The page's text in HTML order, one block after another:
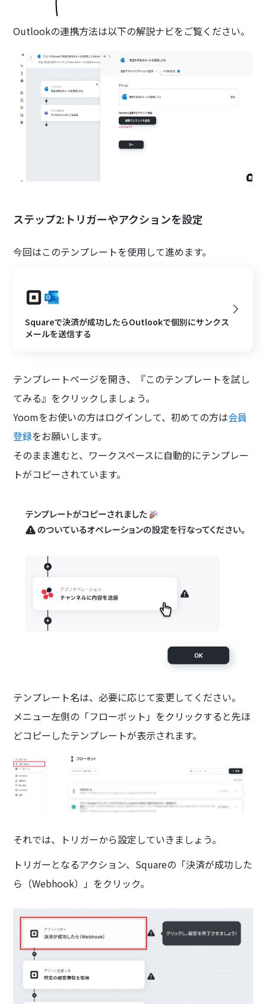
Outlookの連携方法は以下の解説ナビをご覧ください。
ステップ2:トリガーやアクションを設定
今回はこのテンプレートを使用して進めます。
Squareで決済が成功したらOutlookで個別にサンクス
メールを送信する
テンプレートページを開き、『このテンプレートを試し
てみる』をクリックしましょう。
Yoomをお使いの方はログインして、初めての方は会員
登録をお願いします。
そのまま進むと、ワークスペースに自動的にテンプレー
トがコピーされています。
テンプレート名は、必要に応じて変更してください。
メニュー左側の「フローボット」をクリックすると先ほ
どコピーしたテンプレートが表示されます。
それでは、トリガーから設定していきましょう。
トリガーとなるアクション、Squareの「決済が成功した
ら（Webhook）」をクリック。